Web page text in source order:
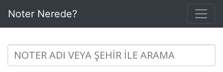
Noter Nerede?